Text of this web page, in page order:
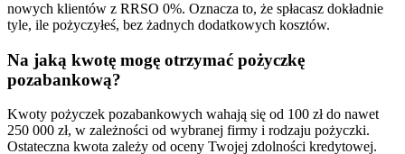
nowych klientów z RRSO 0%. Oznacza to, że spłacasz dokładnie
tyle, ile pożyczyłeś, bez żadnych dodatkowych kosztów.
Na jaką kwotę mogę otrzymać pożyczkę
pozabankową?
Kwoty pożyczek pozabankowych wahają się od 100 zł do nawet
250 000 zł, w zależności od wybranej firmy i rodzaju pożyczki.
Ostateczna kwota zależy od oceny Twojej zdolności kredytowej.